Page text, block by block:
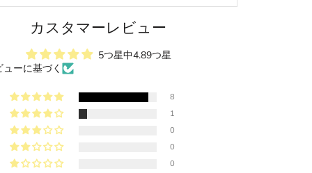
カスタマーレビュー
5つ星中4.89つ星
ーに基づく
8
1
0
0
0